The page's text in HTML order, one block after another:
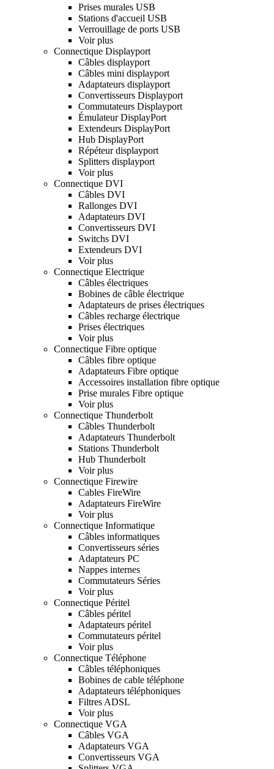
Prises murales USB
Stations d'accueil USB
Verrouillage de ports USB
Voir plus
Connectique Displayport
Câbles displayport
Câbles mini displayport
Adaptateurs displayport
Convertisseurs Displayport
Commutateurs Displayport
Émulateur DisplayPort
Extendeurs DisplayPort
Hub DisplayPort
Répéteur displayport
Splitters displayport
Voir plus
Connectique DVI
Câbles DVI
Rallonges DVI
Adaptateurs DVI
Convertisseurs DVI
Switchs DVI
Extendeurs DVI
Voir plus
Connectique Electrique
Câbles électriques
Bobines de câble électrique
Adaptateurs de prises électriques
Câbles recharge électrique
Prises électriques
Voir plus
Connectique Fibre optique
Câbles fibre optique
Adaptateurs Fibre optique
Accessoires installation fibre optique
Prise murales Fibre optique
Voir plus
Connectique Thunderbolt
Câbles Thunderbolt
Adaptateurs Thunderbolt
Stations Thunderbolt
Hub Thunderbolt
Voir plus
Connectique Firewire
Cables FireWire
Adaptateurs FireWire
Voir plus
Connectique Informatique
Câbles informatiques
Convertisseurs séries
Adaptateurs PC
Nappes internes
Commutateurs Séries
Voir plus
Connectique Péritel
Câbles péritel
Adaptateurs péritel
Commutateurs péritel
Voir plus
Connectique Téléphone
Câbles téléphoniques
Bobines de cable téléphone
Adaptateurs téléphoniques
Filtres ADSL
Voir plus
Connectique VGA
Câbles VGA
Adaptateurs VGA
Convertisseurs VGA